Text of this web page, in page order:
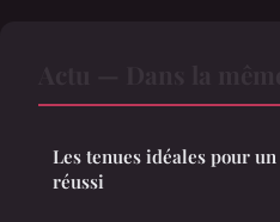
Les tenues idéales pour
réussi